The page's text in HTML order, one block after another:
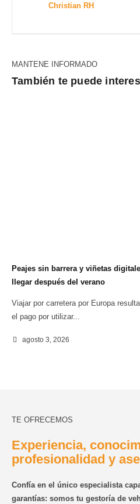
Christian RH
MANTENE INFORMADO
También te puede
Peajes sin barrera y viñetas
llegar después del verano
Viajar por carretera por Europa
el pago por utilizar...
agosto 3, 2026
TE OFRECEMOS
Experiencia,
profesionalidad y
Confía en el único especialista
garantías: somos tu gestoría de